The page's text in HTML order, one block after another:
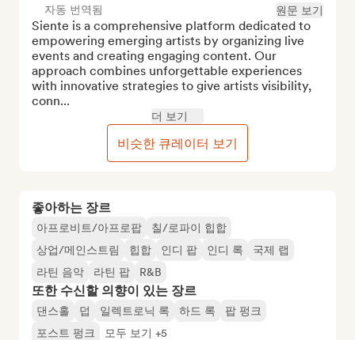
좋아하는 장르
아프로비트/아프로팝
칠/로파이 힙합
상업/메인스트림
힙합 인디 팝 인디 록
국제 랩
라틴 음악
라틴 팝 R&B
또한 수신할 의향이 있는 장르
댄스홀 덥 일렉트로닉 록 하드 록
팝 펑크
포스트 펑크
모두 보기 +5
자동 번역됨 원문 보기
Siente is a comprehensive platform dedicated to
empowering emerging artists by organizing live
events and creating engaging content. Our
approach combines unforgettable experiences
with innovative strategies to give artists visibility,
conn...
더 보기
비슷한 큐레이터 보기